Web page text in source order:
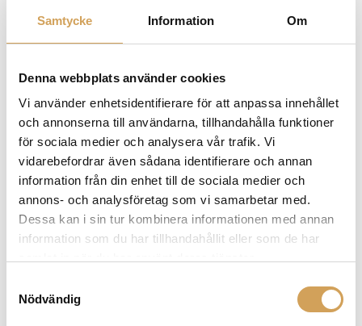
Samtycke Information Om
Denna webbplats använder cookies
Vi använder enhetsidentifierare för att anpassa innehållet
och annonserna till användarna, tillhandahålla funktioner
för sociala medier och analysera vår trafik. Vi
vidarebefordrar även sådana identifierare och annan
information från din enhet till de sociala medier och
annons- och analysföretag som vi samarbetar med.
Dessa kan i sin tur kombinera informationen med annan
information som du har tillhandahållit eller som de har
Nödvändig
tillbehör du är ute efter till ditt ljudsystem har vi det du
söker. Du hittar både elkabel, nätverkskabel,
kontakt, jordad kontakt och mycket mer! Maximera
prestandan och få ut det bästa av din ljudutrustning
och högtalarsystem från Furutech idag!
Relaterade produkter